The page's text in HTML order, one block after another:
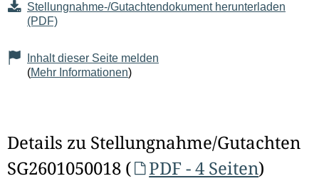
Stellungnahme-/Gutachtendokument herunterladen
(PDF)
Inhalt dieser Seite melden
(Mehr Informationen)
Details zu Stellungnahme/Gutachten
SG2601050018 (
PDF - 4 Seiten)